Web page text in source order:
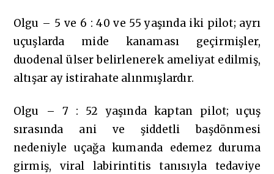
Olgu – 5 ve 6 : 40 ve 55 yaşında iki pilot; ayrı
uçuşlarda mide kanaması geçirmişler,
duodenal ülser belirlenerek ameliyat edilmiş,
altışar ay istirahate alınmışlardır.
Olgu – 7 : 52 yaşında kaptan pilot; uçuş
sırasında ani ve şiddetli başdönmesi
nedeniyle uçağa kumanda edemez duruma
girmiş, viral labirintitis tanısıyla tedaviye